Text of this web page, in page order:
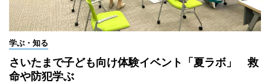
学ぶ・知る
さいたまで子ども向け体験イベント「夏ラボ」 救
命や防犯学ぶ